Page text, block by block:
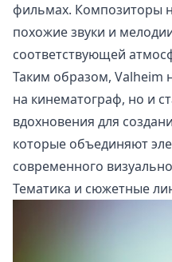
фильмах. Композиторы
похожие звуки и
соответствующей
Таким образом, Valheim
на кинематограф, но и
вдохновения для
которые объединяют
современного
Тематика и сюжетные